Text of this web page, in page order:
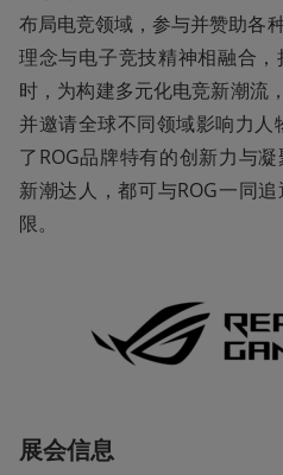
布局电竞领域，参与并赞助各
理念与电子竞技精神相融合
时，为构建多元化电竞新潮流
并邀请全球不同领域影响力
了ROG品牌特有的创新力与
新潮达人，都可与ROG一同
限。
展会信息